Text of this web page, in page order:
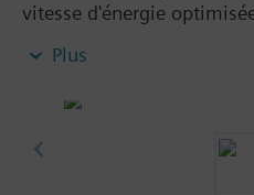
vitesse d'énergie
applications de gestion
panneau.
Plus